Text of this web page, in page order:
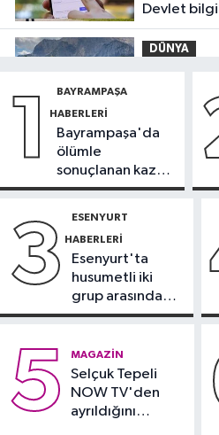
Devlet
DÜNYA
Oğlu
Sağlık
ama
Turizmde
Kayalık
1 BAYRAMPAŞA
HABERLERI
Bayrampaşa'da
ölümle
sonuçlanan kaza:
Sürücü
3 ESENYURT
HABERLERI
Esenyurt'ta
husumetli iki
grup arasında
silahlı kavga
5 MAGAZIN
Selçuk Tepeli
NOW TV'den
ayrıldığını